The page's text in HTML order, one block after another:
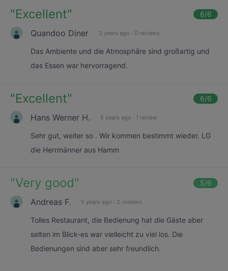
"Excellent" 6/6
Quandoo Diner 3 years ago · 0 reviews
Das Ambiente und die Atmosphäre sind großartig und
das Essen war hervorragend.
"Excellent" 6/6
Hans Werner H. 5 years ago · 1 review
Sehr gut, weiter so . Wir kommen bestimmt wieder. LG
die Herrmänner aus Hamm
"Very good" 5/6
Andreas F. 5 years ago · 2 reviews
Tolles Restaurant, die Bedienung hat die Gäste aber
selten im Blick-es war vielleicht zu viel los. Die
Bedienungen sind aber sehr freundlich.